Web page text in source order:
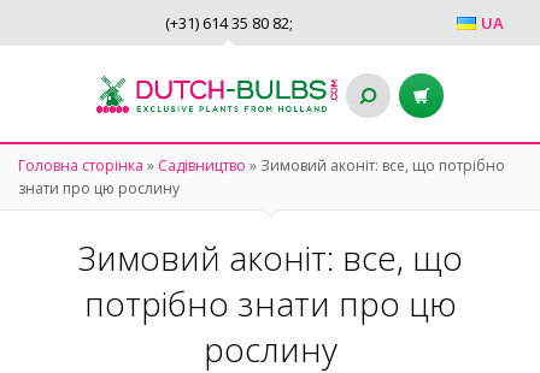
UA
(+31) 614 35 80 82;
Головна сторінка » Садівництво » Зимовий аконіт: все, що потрібно
знати про цю рослину
Зимовий аконіт: все, що
потрібно знати про цю
рослину